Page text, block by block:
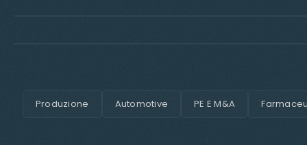
Produzione Automotive PE E M&A